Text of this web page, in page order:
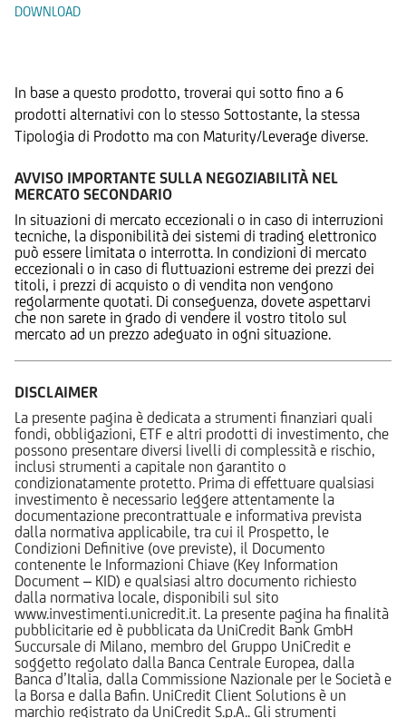
DOWNLOAD
In base a questo prodotto, troverai qui sotto fino a 6
prodotti alternativi con lo stesso Sottostante, la stessa
Tipologia di Prodotto ma con Maturity/Leverage diverse.
AVVISO IMPORTANTE SULLA NEGOZIABILITÀ NEL
MERCATO SECONDARIO
In situazioni di mercato eccezionali o in caso di interruzioni
tecniche, la disponibilità dei sistemi di trading elettronico
può essere limitata o interrotta. In condizioni di mercato
eccezionali o in caso di fluttuazioni estreme dei prezzi dei
titoli, i prezzi di acquisto o di vendita non vengono
regolarmente quotati. Di conseguenza, dovete aspettarvi
che non sarete in grado di vendere il vostro titolo sul
mercato ad un prezzo adeguato in ogni situazione.
DISCLAIMER
La presente pagina è dedicata a strumenti finanziari quali
fondi, obbligazioni, ETF e altri prodotti di investimento, che
possono presentare diversi livelli di complessità e rischio,
inclusi strumenti a capitale non garantito o
condizionatamente protetto. Prima di effettuare qualsiasi
investimento è necessario leggere attentamente la
documentazione precontrattuale e informativa prevista
dalla normativa applicabile, tra cui il Prospetto, le
Condizioni Definitive (ove previste), il Documento
contenente le Informazioni Chiave (Key Information
Document – KID) e qualsiasi altro documento richiesto
dalla normativa locale, disponibili sul sito
www.investimenti.unicredit.it. La presente pagina ha finalità
pubblicitarie ed è pubblicata da UniCredit Bank GmbH
Succursale di Milano, membro del Gruppo UniCredit e
soggetto regolato dalla Banca Centrale Europea, dalla
Banca d’Italia, dalla Commissione Nazionale per le Società e
la Borsa e dalla Bafin. UniCredit Client Solutions è un
marchio registrato da UniCredit S.p.A.. Gli strumenti